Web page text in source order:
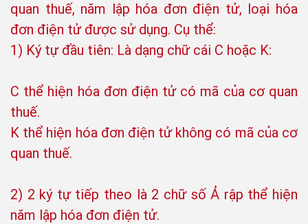
quan thuế, năm lập hóa đơn điện tử, loại hóa
đơn điện tử được sử dụng. Cụ thể:
1) Ký tự đầu tiên: Là dạng chữ cái C hoặc K:
C thể hiện hóa đơn điện tử có mã của cơ quan
thuế.
K thể hiện hóa đơn điện tử không có mã của cơ
quan thuế.
2) 2 ký tự tiếp theo là 2 chữ số Ả rập thể hiện
năm lập hóa đơn điện tử.